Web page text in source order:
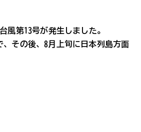
風第13号が発生しました。
その後、8月上旬に日本列島方面